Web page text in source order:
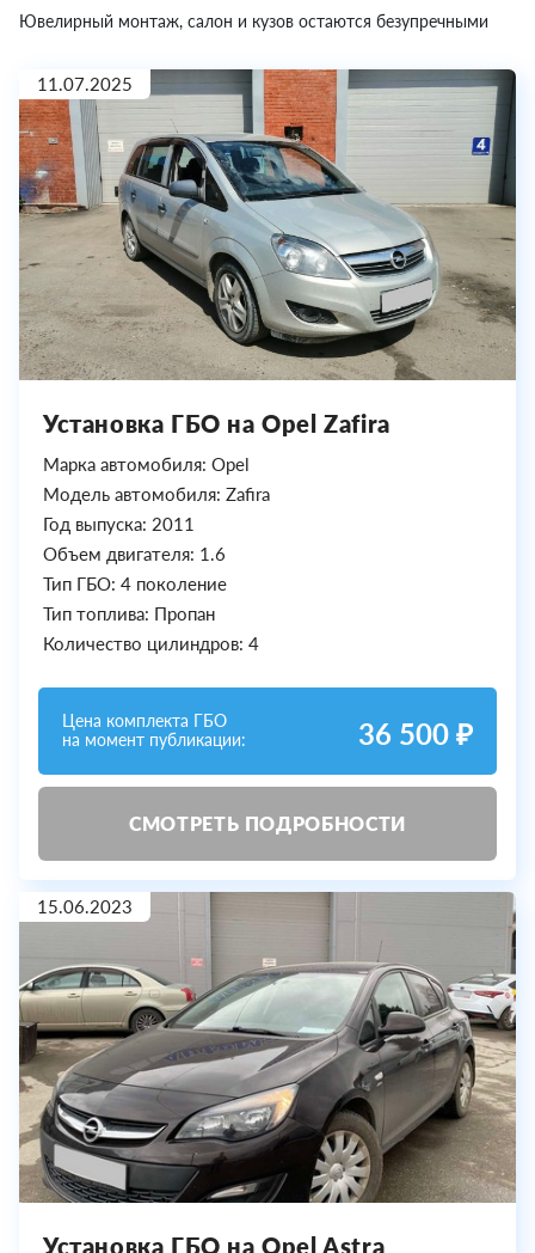
Ювелирный монтаж, салон и кузов остаются безупречными
11.07.2025
Установка ГБО на Opel Zafira
Марка автомобиля: Opel
Модель автомобиля: Zafira
Год выпуска: 2011
Объем двигателя: 1.6
Тип ГБО: 4 поколение
Тип топлива: Пропан
Количество цилиндров: 4
Цена комплекта ГБО
на момент публикации:
36 500 ₽
СМОТРЕТЬ ПОДРОБНОСТИ
15.06.2023
Установка ГБО на Opel Astra